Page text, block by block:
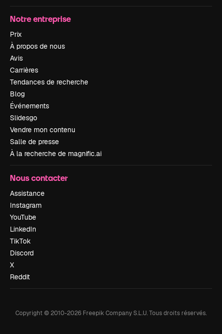
Notre entreprise
Prix
À propos de nous
Avis
Carrières
Tendances de recherche
Blog
Événements
Slidesgo
Vendre mon contenu
Salle de presse
À la recherche de magnific.ai
Nous contacter
Assistance
Instagram
YouTube
LinkedIn
TikTok
Discord
X
Reddit
Copyright © 2010-2026 Freepik Company S.L.U.Tous droits réservés.